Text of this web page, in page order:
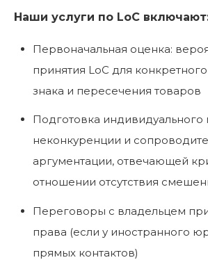
Наши услуги по LoC
Первоначальная оценка:
принятия LoC для
знака и пересечения товаров
Подготовка индивидуального
неконкуренции и
аргументации, отвечающей
отношении отсутствия
Переговоры с владельцем
права (если у иностранного
прямых контактов)